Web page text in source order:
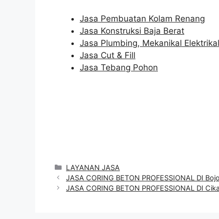
Jasa Pembuatan Kolam Renang
Jasa Konstruksi Baja Berat
Jasa Plumbing, Mekanikal Elektrikal
Jasa Cut & Fill
Jasa Tebang Pohon
Categories
LAYANAN JASA
JASA CORING BETON PROFESSIONAL DI
JASA CORING BETON PROFESSIONAL DI